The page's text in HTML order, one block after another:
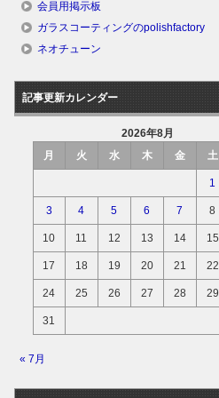
会員用掲示板
ガラスコーティングのpolishfactory
ネオチューン
記事更新カレンダー
2026年8月
月
火 水 木 金 土
1
3 4 5 6 7 8
10 11 12 13 14 15
17 18 19 20 21 22
24 25 26 27 28 29
31
« 7月